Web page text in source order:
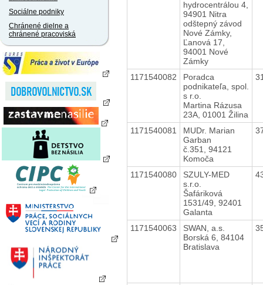
Sociálne podniky
Chránené dielne a
chránené pracoviská
hydrocentrálou 4,
94901 Nitra
odštepný závod
Nové Zámky,
Ľanová 17,
94001 Nové
Zámky
1171540082
Poradca
podnikateľa, spol.
s r.o.
Martina Rázusa
23A, 01001 Žilina
1171540081
MUDr. Marian
Garban
č.351, 94121
Komoča
1171540080
SZULY-MED
s.r.o.
Šafáriková
1531/49, 92401
Galanta
1171540063
SWAN, a.s.
Borská 6, 84104
Bratislava